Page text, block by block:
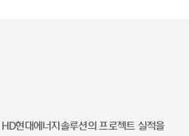
HD현대에너지솔루션의 프로젝트 실적을